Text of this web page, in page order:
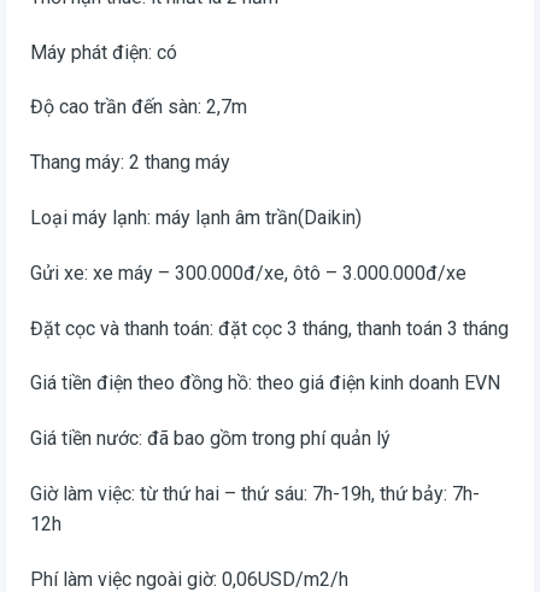
Máy phát điện: có
Độ cao trần đến sàn: 2,7m
Thang máy: 2 thang máy
Loại máy lạnh: máy lạnh âm trần(Daikin)
Gửi xe: xe máy – 300.000đ/xe, ôtô – 3.000.000đ/xe
Đặt cọc và thanh toán: đặt cọc 3 tháng, thanh toán 3 tháng
Giá tiền điện theo đồng hồ: theo giá điện kinh doanh EVN
Giá tiền nước: đã bao gồm trong phí quản lý
Giờ làm việc: từ thứ hai – thứ sáu: 7h-19h, thứ bảy: 7h-
12h
Phí làm việc ngoài giờ: 0,06USD/m2/h